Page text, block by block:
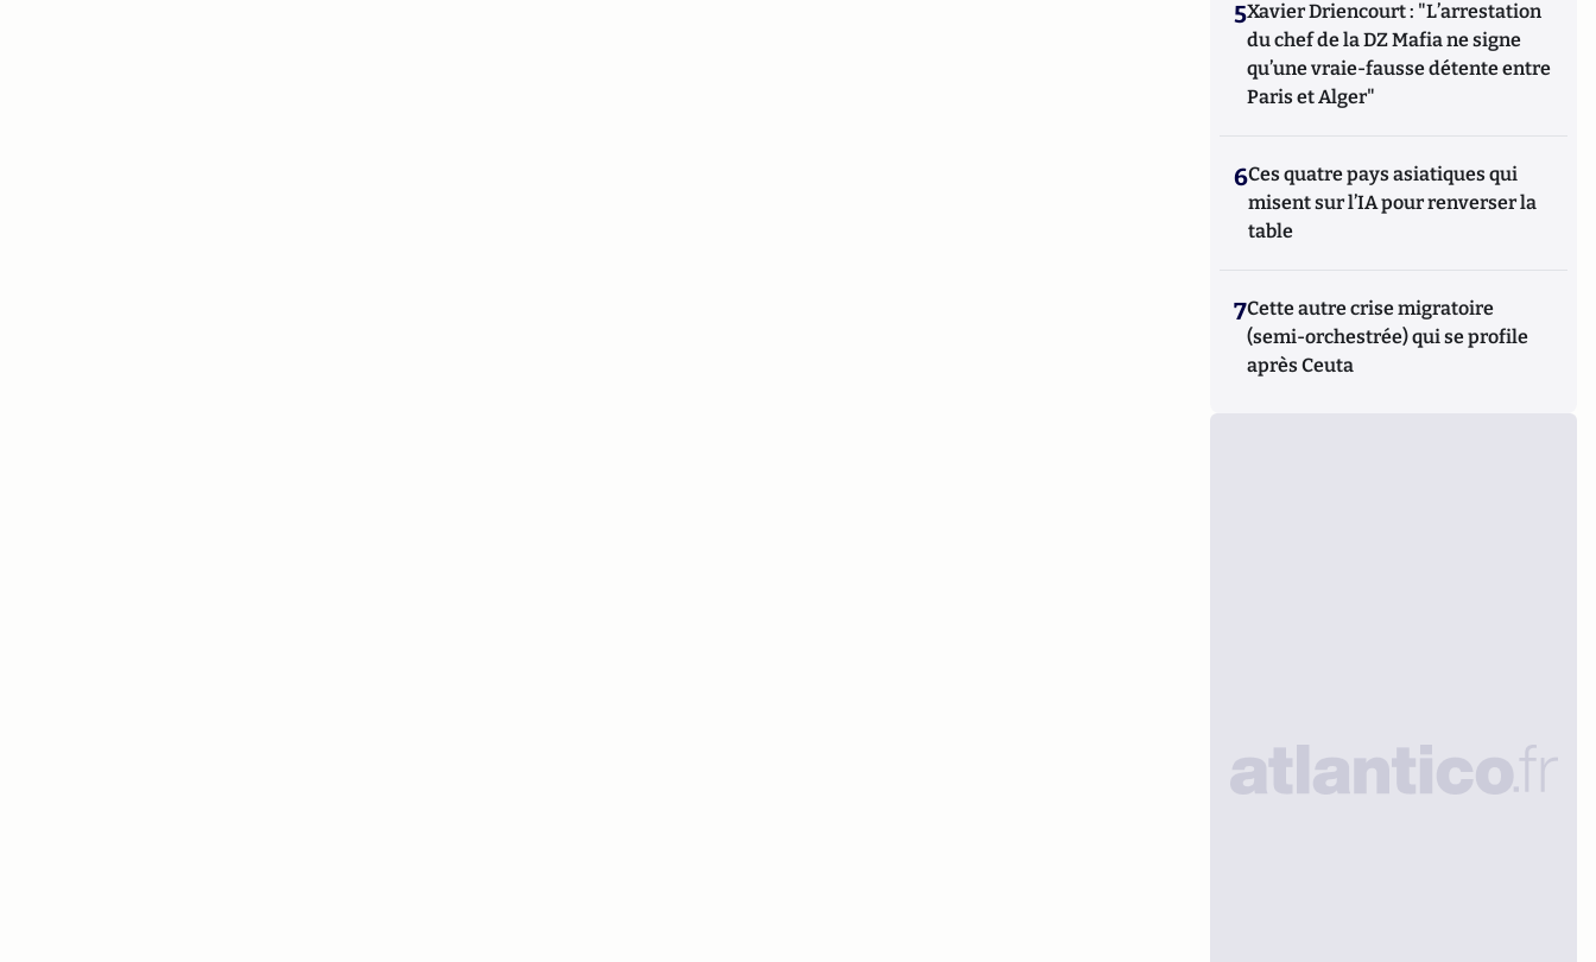
5Xavier Driencourt : "L’arrestation
du chef de la DZ Mafia ne signe
qu’une vraie-fausse détente entre
Paris et Alger"
6Ces quatre pays asiatiques qui
misent sur l’IA pour renverser la
table
7Cette autre crise migratoire
(semi-orchestrée) qui se profile
après Ceuta